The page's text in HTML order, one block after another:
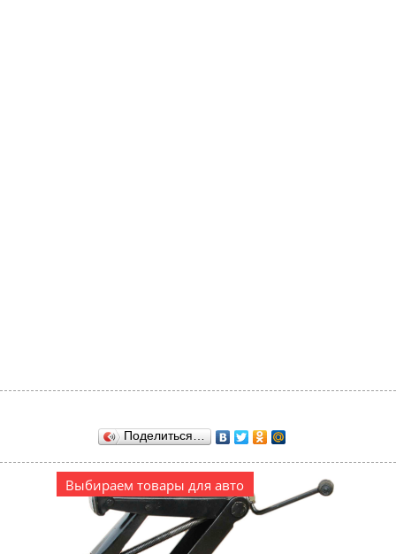
Поделиться…
Выбираем товары для авто